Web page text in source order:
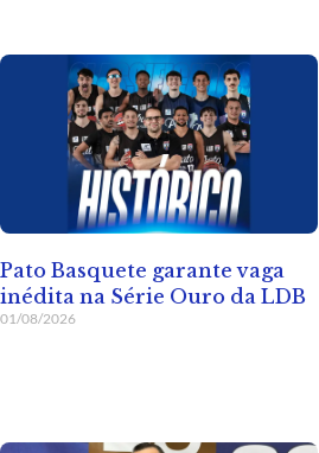
Pato Basquete garante vaga
inédita na Série Ouro da LDB
01/08/2026